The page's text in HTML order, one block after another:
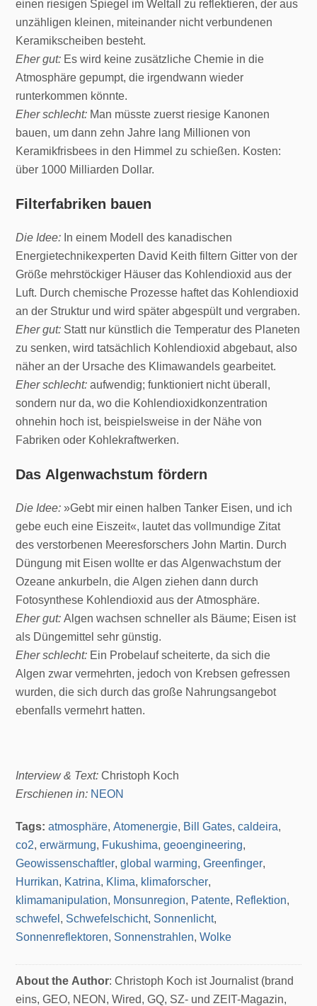
einen riesigen Spiegel im Weltall zu reflektieren, der aus
unzähligen kleinen, miteinander nicht verbundenen
Keramikscheiben besteht.
Eher gut: Es wird keine zusätzliche Chemie in die
Atmosphäre gepumpt, die irgendwann wieder
runterkommen könnte.
Eher schlecht: Man müsste zuerst riesige Kanonen
bauen, um dann zehn Jahre lang Millionen von
Keramikfrisbees in den Himmel zu schießen. Kosten:
über 1000 Milliarden Dollar.
Filterfabriken bauen
Die Idee: In einem Modell des kanadischen
Energietechnikexperten David Keith filtern Gitter von der
Größe mehrstöckiger Häuser das Kohlendioxid aus der
Luft. Durch chemische Prozesse haftet das Kohlendioxid
an der Struktur und wird später abgespült und vergraben.
Eher gut: Statt nur künstlich die Temperatur des Planeten
zu senken, wird tatsächlich Kohlendioxid abgebaut, also
näher an der Ursache des Klimawandels gearbeitet.
Eher schlecht: aufwendig; funktioniert nicht überall,
sondern nur da, wo die Kohlendioxidkonzentration
ohnehin hoch ist, beispielsweise in der Nähe von
Fabriken oder Kohlekraftwerken.
Das Algenwachstum fördern
Die Idee: »Gebt mir einen halben Tanker Eisen, und ich
gebe euch eine Eiszeit«, lautet das vollmundige Zitat
des verstorbenen Meeresforschers John Martin. Durch
Düngung mit Eisen wollte er das Algenwachstum der
Ozeane ankurbeln, die Algen ziehen dann durch
Fotosynthese Kohlendioxid aus der Atmosphäre.
Eher gut: Algen wachsen schneller als Bäume; Eisen ist
als Düngemittel sehr günstig.
Eher schlecht: Ein Probelauf scheiterte, da sich die
Algen zwar vermehrten, jedoch von Krebsen gefressen
wurden, die sich durch das große Nahrungsangebot
ebenfalls vermehrt hatten.
Interview & Text: Christoph Koch
Erschienen in: NEON
Tags:atmosphäre,Atomenergie, Bill Gates,caldeira,
co2,erwärmung, Fukushima,geoengineering,
Geowissenschaftler,global warming,Greenfinger,
Hurrikan, Katrina, Klima, klimaforscher,
klimamanipulation, Monsunregion, Patente, Reflektion,
schwefel , Schwefelschicht, Sonnenlicht,
Sonnenreflektoren, Sonnenstrahlen,Wolke
About the Author: Christoph Koch ist Journalist (brand
eins, GEO, NEON, Wired, GQ, SZ- und ZEIT-Magazin,